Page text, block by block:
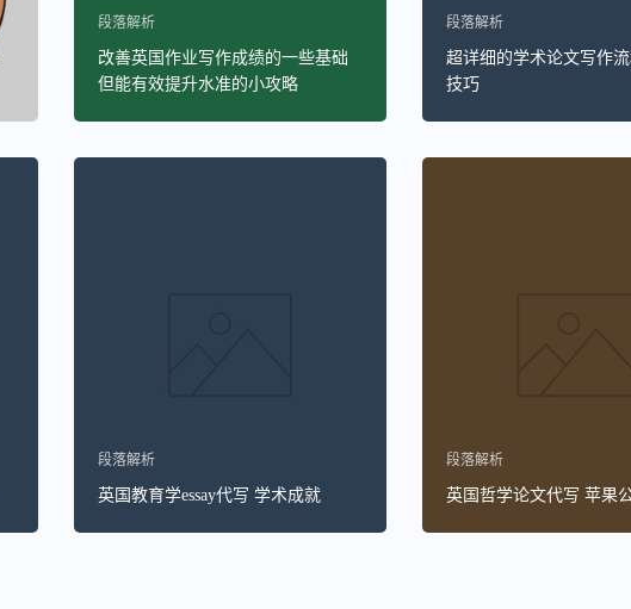
段落解析
改善英国作业写作成绩的一些基础
但能有效提升水准的小攻略
段落解析
超详细的学术论文写作
技巧
段落解析
英国教育学essay代写 学术成就
段落解析
英国哲学论文代写 苹果